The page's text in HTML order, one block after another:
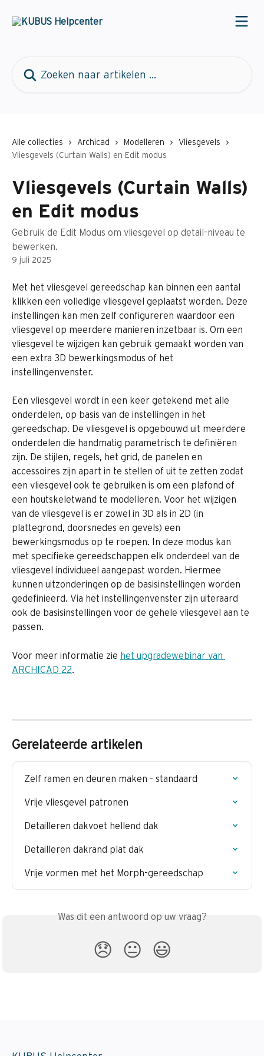
Alle collecties Archicad Modelleren
Vliesgevels
Vliesgevels (Curtain Walls) en Edit modus
Vliesgevels (Curtain Walls)
en Edit modus
Gebruik de Edit Modus om vliesgevel op detail-niveau te
bewerken.
9 juli 2025
Met het vliesgevel gereedschap kan binnen een aantal
klikken een volledige vliesgevel geplaatst worden. Deze
instellingen kan men zelf configureren waardoor een
vliesgevel op meerdere manieren inzetbaar is. Om een
vliesgevel te wijzigen kan gebruik gemaakt worden van
een extra 3D bewerkingsmodus of het
instellingenvenster.
Een vliesgevel wordt in een keer getekend met alle
onderdelen, op basis van de instellingen in het
gereedschap. De vliesgevel is opgebouwd uit meerdere
onderdelen die handmatig parametrisch te definiëren
zijn. De stijlen, regels, het grid, de panelen en
accessoires zijn apart in te stellen of uit te zetten zodat
een vliesgevel ook te gebruiken is om een plafond of
een houtskeletwand te modelleren. Voor het wijzigen
van de vliesgevel is er zowel in 3D als in 2D (in
plattegrond, doorsnedes en gevels) een
bewerkingsmodus op te roepen. In deze modus kan
met specifieke gereedschappen elk onderdeel van de
vliesgevel individueel aangepast worden. Hiermee
kunnen uitzonderingen op de basisinstellingen worden
gedefinieerd. Via het instellingenvenster zijn uiteraard
ook de basisinstellingen voor de gehele vliesgevel aan te
passen.
Voor meer informatie zie het upgradewebinar van
ARCHICAD 22.
Gerelateerde artikelen
Zelf ramen en deuren maken - standaard
Vrije vliesgevel patronen
Detailleren dakvoet hellend dak
Detailleren dakrand plat dak
Vrije vormen met het Morph-gereedschap
Was dit een antwoord op uw vraag?
😞 😐 😃